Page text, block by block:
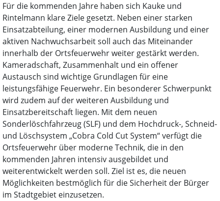
Für die kommenden Jahre haben sich Kauke und
Rintelmann klare Ziele gesetzt. Neben einer starken
Einsatzabteilung, einer modernen Ausbildung und einer
aktiven Nachwuchsarbeit soll auch das Miteinander
innerhalb der Ortsfeuerwehr weiter gestärkt werden.
Kameradschaft, Zusammenhalt und ein offener
Austausch sind wichtige Grundlagen für eine
leistungsfähige Feuerwehr. Ein besonderer Schwerpunkt
wird zudem auf der weiteren Ausbildung und
Einsatzbereitschaft liegen. Mit dem neuen
Sonderlöschfahrzeug (SLF) und dem Hochdruck-, Schneid-
und Löschsystem „Cobra Cold Cut System“ verfügt die
Ortsfeuerwehr über moderne Technik, die in den
kommenden Jahren intensiv ausgebildet und
weiterentwickelt werden soll. Ziel ist es, die neuen
Möglichkeiten bestmöglich für die Sicherheit der Bürger
im Stadtgebiet einzusetzen.